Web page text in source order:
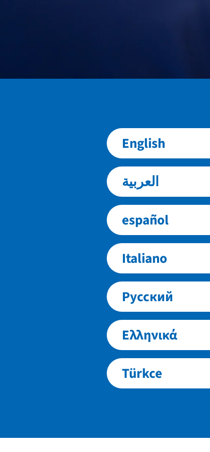
English
العربية
español
Italiano
Русский
Ελληνικά
Türkce